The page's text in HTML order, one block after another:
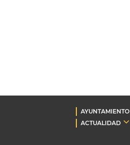
AYUNTAMIENTO
ACTUALIDAD